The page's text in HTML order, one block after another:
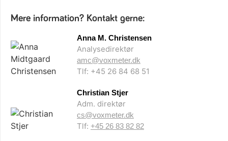
Mere information? Kontakt gerne:
Anna M. Christensen
Analysedirektør
amc@voxmeter.dk
Tlf: +45 26 84 68 51
Christian Stjer
Adm. direktør
cs@voxmeter.dk
Tlf: +45 26 83 82 82